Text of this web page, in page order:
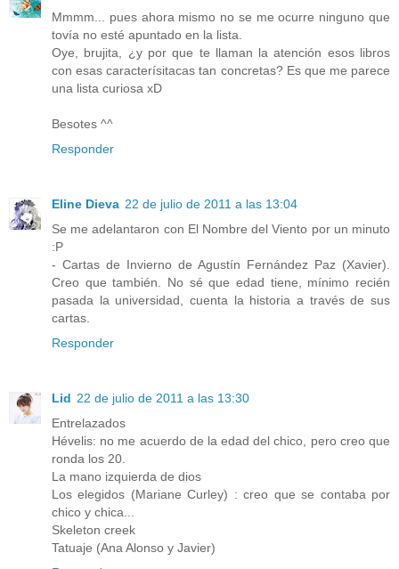
Mmmm... pues ahora mismo no se me ocurre ninguno que
tovía no esté apuntado en la lista.
Oye, brujita, ¿y por que te llaman la atención esos libros
con esas caracterísitacas tan concretas? Es que me parece
una lista curiosa xD
Besotes ^^
Responder
Eline Dieva 22 de julio de 2011 a las 13:04
Se me adelantaron con El Nombre del Viento por un minuto
:P
- Cartas de Invierno de Agustín Fernández Paz (Xavier).
Creo que también. No sé que edad tiene, mínimo recién
pasada la universidad, cuenta la historia a través de sus
cartas.
Responder
Lid 22 de julio de 2011 a las 13:30
Entrelazados
Hévelis: no me acuerdo de la edad del chico, pero creo que
ronda los 20.
La mano izquierda de dios
Los elegidos (Mariane Curley) : creo que se contaba por
chico y chica...
Skeleton creek
Tatuaje (Ana Alonso y Javier)